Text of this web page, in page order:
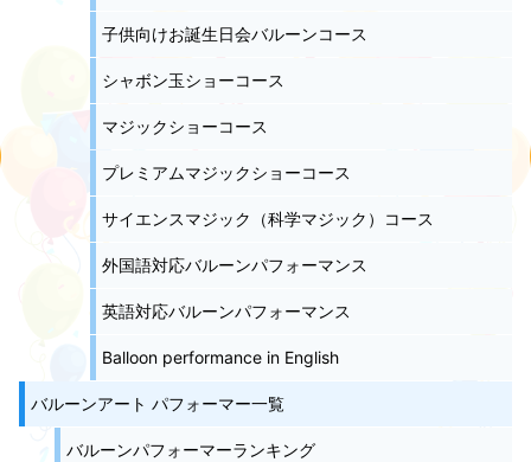
子供向けお誕生日会バルーンコース
シャボン玉ショーコース
マジックショーコース
プレミアムマジックショーコース
サイエンスマジック（科学マジック）コース
外国語対応バルーンパフォーマンス
英語対応バルーンパフォーマンス
Balloon performance in English
バルーンアート パフォーマー一覧
バルーンパフォーマーランキング